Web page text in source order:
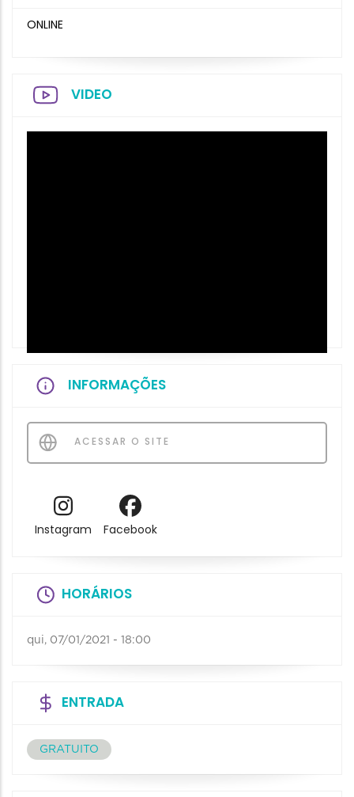
ONLINE
VIDEO
INFORMAÇÕES
ACESSAR O SITE
Instagram Facebook
HORÁRIOS
qui, 07/01/2021 - 18:00
ENTRADA
GRATUITO